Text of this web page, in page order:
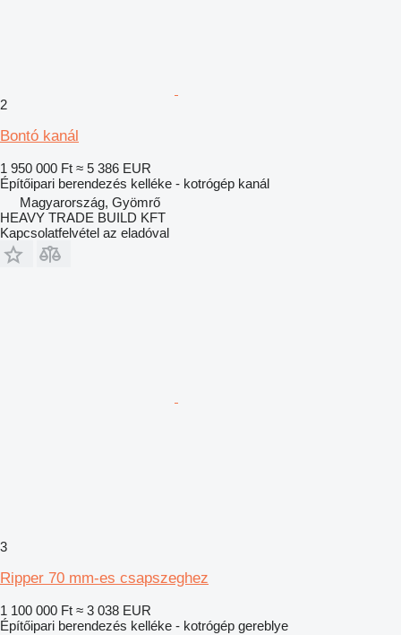
2
Bontó kanál
1 950 000 Ft ≈ 5 386 EUR
Építőipari berendezés kelléke - kotrógép kanál
Magyarország, Gyömrő
HEAVY TRADE BUILD KFT
Kapcsolatfelvétel az eladóval
3
Ripper 70 mm-es csapszeghez
1 100 000 Ft ≈ 3 038 EUR
Építőipari berendezés kelléke - kotrógép gereblye